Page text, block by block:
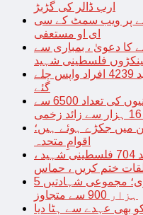
ارب ڈالر کی گڑبڑ
پر ویب سمٹ کے سی
ای او مستعفی
کا دعویٰ ، بمباری سے
فلسطینی شہید
افغان شہریوں کی وطن واپسی،مزید 4239 افراد واپس چلے
گئے
اسرائیلی بمباری سے شہید فلسطینیوں کی تعداد 6500 سے
گٹھن میں جکڑے ہوئے ہیں؛
اقوامِ متحدہ
غزہ پر پھر بموں کی بارش ، مزید 704 فلسطینی شہید ،
ختم کریں ، حماس
مغربی کنارے پر بھی اسرائیلی بمباری؛ مجموعی شہادتیں 5
ہزار 900 سے متجاوز
بھی عہدے سے ہٹا دیا